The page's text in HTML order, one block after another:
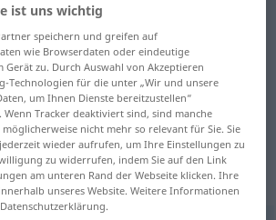
Wörterbuch
Deutsch Übersetzung
Übersetzung
: féminin
ist uns wichtig
speichern und greifen auf
wie Browserdaten oder eindeutige
Gerät zu. Durch Auswahl von Akzeptieren
Technologien für die unter „Wir und unsere
um Ihnen Dienste bereitzustellen“
Tracker deaktiviert sind, sind manche
nicht mehr so relevant für Sie. Sie
wieder aufrufen, um Ihre Einstellungen zu
zu widerrufen, indem Sie auf den Link
am unteren Rand der Webseite klicken. Ihre
unseres Website. Weitere Informationen